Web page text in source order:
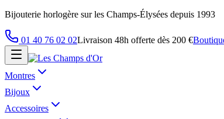
Bijouterie horlogère sur les Champs-Élysées depuis 1993
01 40 76 02 02Livraison 48h offerte dès 200 €
Montres
Bijoux
Accessoires